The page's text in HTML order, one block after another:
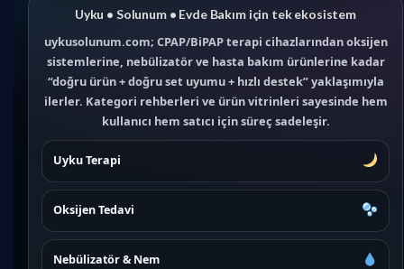
Uyku • Solunum • Evde Bakım için tek ekosistem
uykusolunum.com; CPAP/BiPAP terapi cihazlarından oksijen
sistemlerine, nebülizatör ve hasta bakım ürünlerine kadar
“doğru ürün + doğru set uyumu + hızlı destek” yaklaşımıyla
ilerler. Kategori rehberleri ve ürün vitrinleri sayesinde hem
kullanıcı hem satıcı için süreç sadeleşir.
Uyku Terapi
Oksijen Tedavi
Nebülizatör & Nem